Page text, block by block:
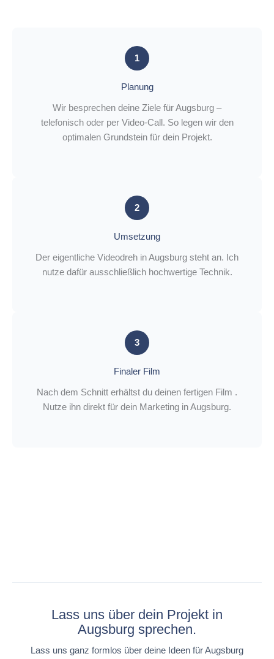
1
Planung
Wir besprechen deine Ziele für Augsburg –
telefonisch oder per Video-Call. So legen wir den
optimalen Grundstein für dein Projekt.
2
Umsetzung
Der eigentliche Videodreh in Augsburg steht an. Ich
nutze dafür ausschließlich hochwertige Technik.
3
Finaler Film
Nach dem Schnitt erhältst du deinen fertigen Film .
Nutze ihn direkt für dein Marketing in Augsburg.
Lass uns über dein Projekt in
Augsburg sprechen.
Lass uns ganz formlos über deine Ideen für Augsburg